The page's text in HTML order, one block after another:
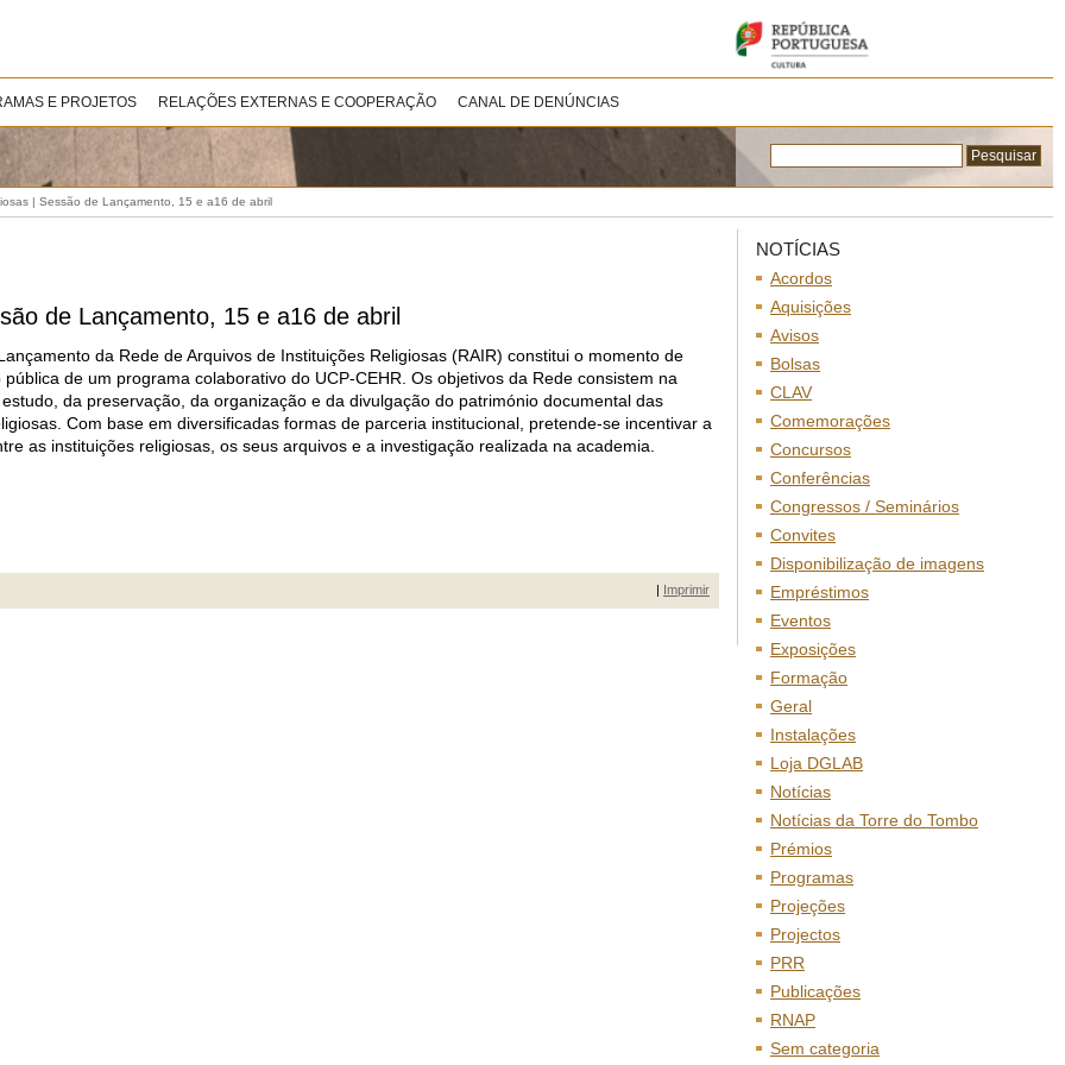
E PROJETOS RELAÇÕES EXTERNAS E COOPERAÇÃO CANAL DE DENÚNCIAS
| Sessão de Lançamento, 15 e a16 de abril
de Lançamento, 15 e a16 de abril
da Rede de Arquivos de Instituições Religiosas (RAIR) constitui o momento de
de um programa colaborativo do UCP-CEHR. Os objetivos da Rede consistem na
da preservação, da organização e da divulgação do património documental das
Com base em diversificadas formas de parceria institucional, pretende-se incentivar a
as instituições religiosas, os seus arquivos e a investigação realizada na academia.
| Imprimir
NOTÍCIAS
Acordos
Aquisições
Avisos
Bolsas
CLAV
Comemorações
Concursos
Conferências
Congressos / Seminários
Convites
Disponibilização de imagens
Empréstimos
Eventos
Exposições
Formação
Geral
Instalações
Loja DGLAB
Notícias
Notícias da Torre do Tombo
Prémios
Programas
Projeções
Projectos
PRR
Publicações
RNAP
Sem categoria